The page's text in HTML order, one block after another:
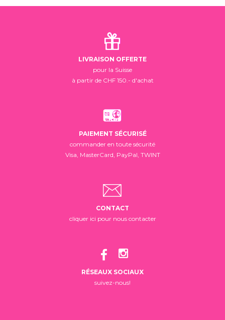
LIVRAISON OFFERTE
pour la Suisse
à partir de CHF 150.- d'achat
PAIEMENT SÉCURISÉ
commander en toute sécurité
Visa, MasterCard, PayPal, TWINT
CONTACT
cliquer ici pour nous contacter
RÉSEAUX SOCIAUX
suivez-nous!